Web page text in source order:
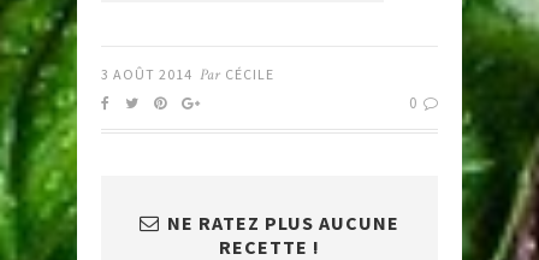
3 AOÛT 2014 Par CÉCILE
0
NE RATEZ PLUS AUCUNE
RECETTE !